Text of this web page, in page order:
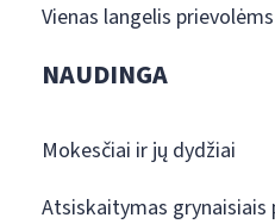
Vienas langelis
NAUDINGA
Mokesčiai ir jų dydžiai
Atsiskaitymas grynaisiais